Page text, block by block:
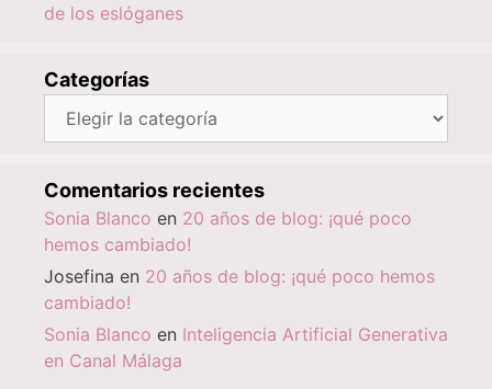
de los eslóganes
Categorías
Categorías
Comentarios recientes
Sonia Blanco en 20 años de blog: ¡qué poco
hemos cambiado!
Josefina en 20 años de blog: ¡qué poco hemos
cambiado!
Sonia Blanco en Inteligencia Artificial Generativa
en Canal Málaga